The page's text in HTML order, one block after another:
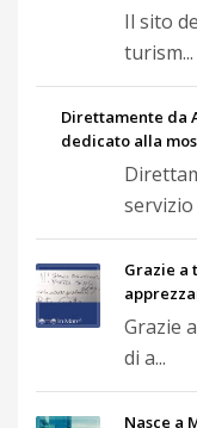
Il sito
turism...
Direttamente da
dedicato alla
Grazie a
Grazie
di a...
Nasce a